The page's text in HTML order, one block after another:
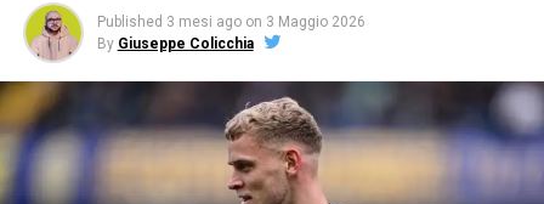
Published 3 mesi ago on 3 Maggio 2026
By Giuseppe Colicchia